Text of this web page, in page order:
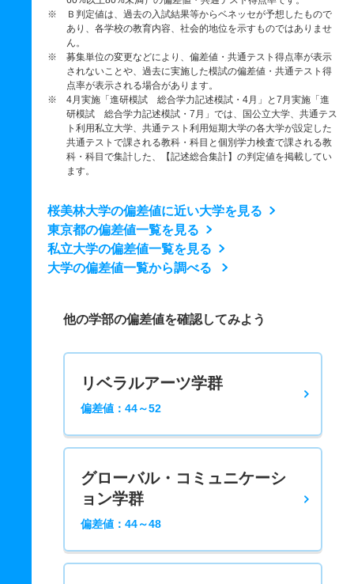
※ Ｂ判定値は、過去の入試結果等からベネッセが予想したもので
あり、各学校の教育内容、社会的地位を示すものではありませ
ん。
※ 募集単位の変更などにより、偏差値・共通テスト得点率が表示
されないことや、過去に実施した模試の偏差値・共通テスト得
点率が表示される場合があります。
※ 4月実施「進研模試 総合学力記述模試・4月」と7月実施「進
研模試 総合学力記述模試・7月」では、国公立大学、共通テス
ト利用私立大学、共通テスト利用短期大学の各大学が設定した
共通テストで課される教科・科目と個別学力検査で課される教
科・科目で集計した、【記述総合集計】の判定値を掲載してい
ます。
桜美林大学の偏差値に近い大学を見る
東京都の偏差値一覧を見る
私立大学の偏差値一覧を見る
大学の偏差値一覧から調べる
他の学部の偏差値を確認してみよう
リベラルアーツ学群
偏差値：44～52
グローバル・コミュニケーシ
ョン学群
偏差値：44～48